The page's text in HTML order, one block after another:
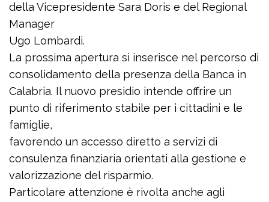
della Vicepresidente Sara Doris e del Regional
Manager
Ugo Lombardi.
La prossima apertura si inserisce nel percorso di
consolidamento della presenza della Banca in
Calabria. Il nuovo presidio intende offrire un
punto di riferimento stabile per i cittadini e le
famiglie,
favorendo un accesso diretto a servizi di
consulenza finanziaria orientati alla gestione e
valorizzazione del risparmio.
Particolare attenzione è rivolta anche agli